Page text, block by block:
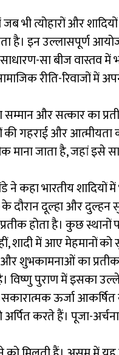
जब भी त्योहारों और
है। इन उल्लासपूर्ण
सा बीज वास्तव में
रीति-रिवाजों में
और सत्कार का
गहराई और आत्मीयता
माना जाता है, जहां इसे
कहा भारतीय शादियों में
के दौरान दूल्हा और दुल्हन
होता है। कुछ स्थानों
में आए मेहमानों को
शुभकामनाओं का प्रतीक
विष्णु पुराण में इसका
ऊर्जा आकर्षित
करते हैं। पूजा-